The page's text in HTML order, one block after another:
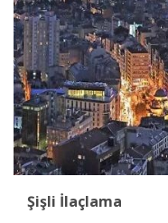
Şişli İlaçlama